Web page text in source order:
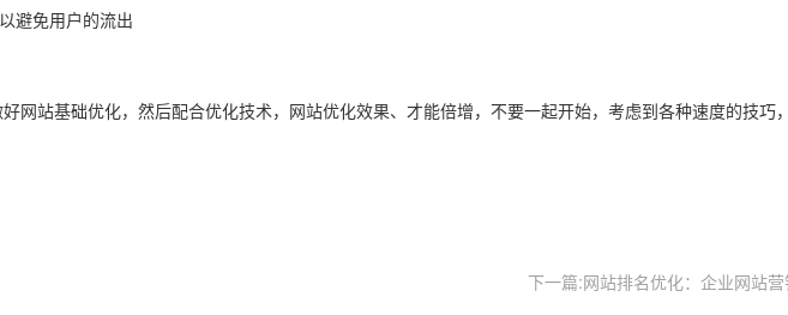
避免用户的流出
站基础优化，然后配合优化技术，网站优化效果、才能倍增，不要一起开始，考虑到各种速度的技巧
下一篇:网站排名优化：企业网站